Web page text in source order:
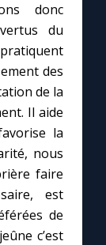
donc
du
des
de la
Il aide
la
nous
faire
est
de
c’est